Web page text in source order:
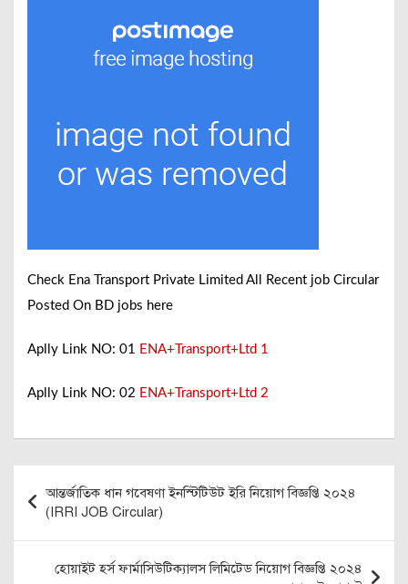
Check Ena Transport Private Limited All Recent job Circular
Posted On BD jobs here
Aplly Link NO: 01 ENA+Transport+Ltd 1
Aplly Link NO: 02 ENA+Transport+Ltd 2
navigation
আন্তর্জাতিক ধান গবেষণা ইনস্টিটিউট ইরি নিয়োগ বিজ্ঞপ্তি ২০২৪
(IRRI JOB Circular)
হোয়াইট হর্স ফার্মাসিউটিক্যালস লিমিটেড নিয়োগ বিজ্ঞপ্তি ২০২৪